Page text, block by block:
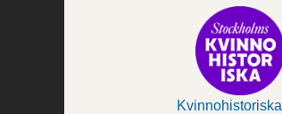
Kvinnohistoriska